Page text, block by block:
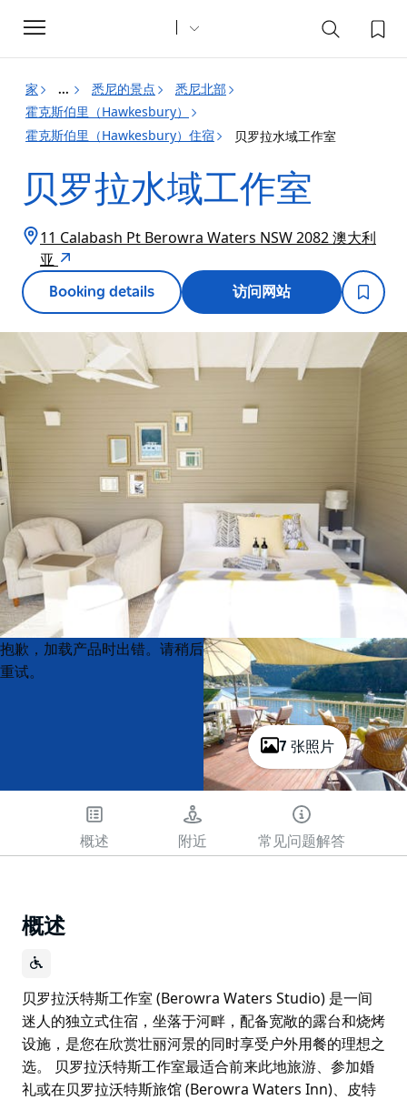
Toggle
navigation
家 ... 悉尼的景点
悉尼北部
霍克斯伯里（Hawkesbury）
霍克斯伯里（Hawkesbury）住宿
贝罗拉水域工作室
贝罗拉水域工作室
11 Calabash Pt Berowra Waters NSW 2082 澳大利
亚
Booking details 访问网站
7 张照片
Product
List
Product
List
抱歉，加载产品时出错。请稍后
重试。
概述 附近 常见问题解答
概述
贝罗拉沃特斯工作室 (Berowra Waters Studio) 是一间
迷人的独立式住宿，坐落于河畔，配备宽敞的露台和烧烤
设施，是您在欣赏壮丽河景的同时享受户外用餐的理想之
选。 贝罗拉沃特斯工作室最适合前来此地旅游、参加婚
礼或在贝罗拉沃特斯旅馆 (Berowra Waters Inn)、皮特